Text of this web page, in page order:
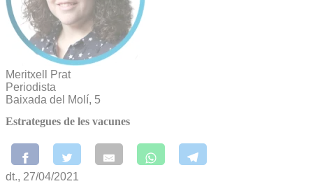
Meritxell Prat
Periodista
Baixada del Molí, 5
Estrategues de les vacunes
dt., 27/04/2021